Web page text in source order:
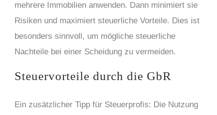
mehrere Immobilien anwenden. Dann minimiert sie
Risiken und maximiert steuerliche Vorteile. Dies ist
besonders sinnvoll, um mögliche steuerliche
Nachteile bei einer Scheidung zu vermeiden.
Steuervorteile durch die GbR
Ein zusätzlicher Tipp für Steuerprofis: Die Nutzung